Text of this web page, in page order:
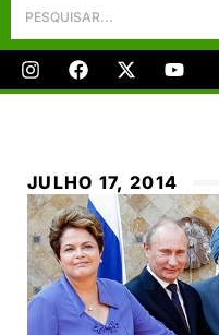
JULHO 17, 2014